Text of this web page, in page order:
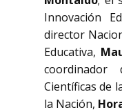
Innovación
director
Educativa,
coordinador
Científicas de
la Nación,